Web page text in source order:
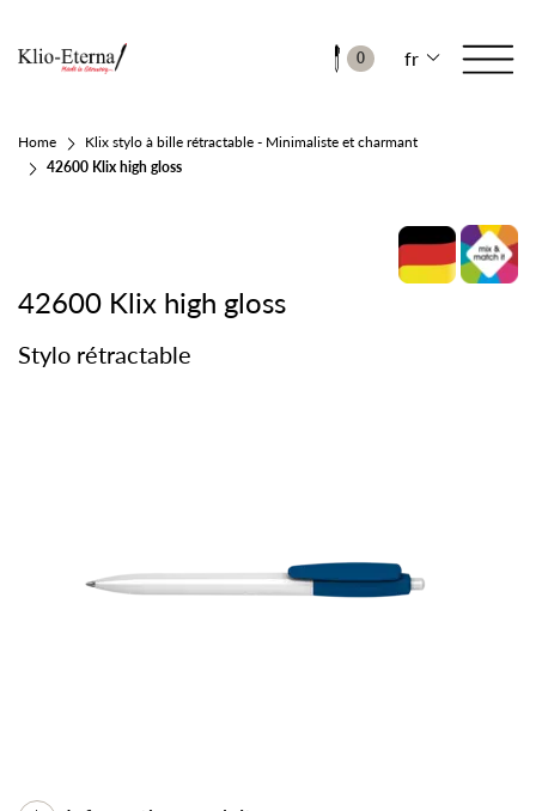
0 fr
Home
Klix stylo à bille rétractable - Minimaliste et charmant
42600 Klix high gloss
42600 Klix high gloss
Stylo rétractable